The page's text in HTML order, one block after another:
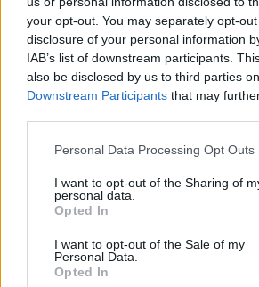
your opt-out. You may separately opt-
disclosure of your personal information
IAB’s list of downstream participants.
also be disclosed by us to third parties
Downstream Participants that may
Please note that this website/app uses
not limited to your visit or usage
grant or deny consent to Google and its
use your data for below specified
consent section.
Personal Data Processing Opt Outs
I want to opt-out of the Sharing of
personal data.
Opted In
I want to opt-out of the Sale of my
Personal Data.
Opted In
ΗΡΑΚΛΕΙΟΥ 42
ΘΑΣΟΥ 1
ΘΕΣΠΡΩΤΙΑΣ 11
ΘΕΣΣΑΛΟΝΙΚΗΣ 184
ΘΗΡΑΣ 1
ΙΚΑΡΙΑΣ 6
ΙΩΑΝΝΙΝΩΝ 41